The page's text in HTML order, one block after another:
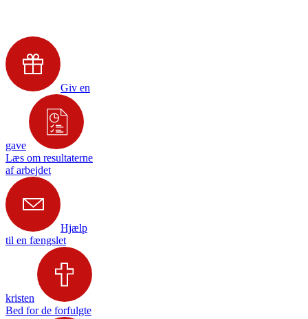
Giv en
gave
Læs om resultaterne
af arbejdet
Hjælp
til en fængslet
kristen
Bed for de forfulgte